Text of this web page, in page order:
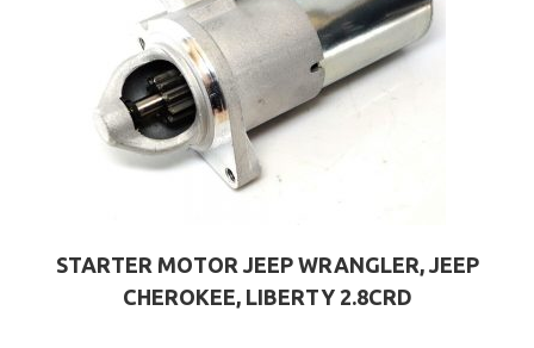
STARTER MOTOR JEEP WRANGLER, JEEP
CHEROKEE, LIBERTY 2.8CRD